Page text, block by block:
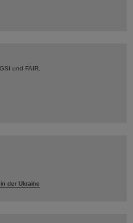
und FAIR.
der Ukraine